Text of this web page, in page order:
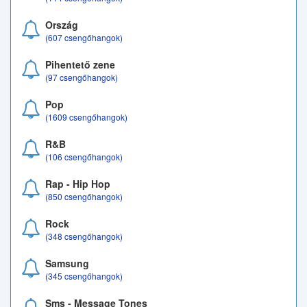
Ország
(607 csengőhangok)
Pihentető zene
(97 csengőhangok)
Pop
(1609 csengőhangok)
R&B
(106 csengőhangok)
Rap - Hip Hop
(850 csengőhangok)
Rock
(348 csengőhangok)
Samsung
(345 csengőhangok)
Sms - Message Tones